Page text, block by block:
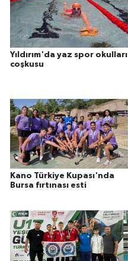
Yıldırım'da yaz spor okulları
coşkusu
Kano Türkiye Kupası'nda
Bursa fırtınası esti